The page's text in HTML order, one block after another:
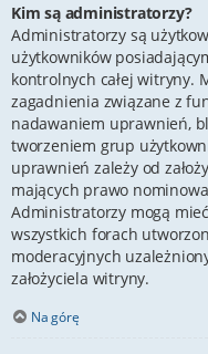
Kim są administratorzy?
Administratorzy są
użytkowników
kontrolnych całej witryny.
zagadnienia związane z
nadawaniem uprawnień,
tworzeniem grup
uprawnień zależy od
mających prawo
Administratorzy mogą
wszystkich forach
moderacyjnych
założyciela witryny.
Na górę